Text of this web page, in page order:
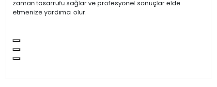
zaman tasarrufu sağlar ve profesyonel sonuçlar elde
etmenize yardımcı olur.